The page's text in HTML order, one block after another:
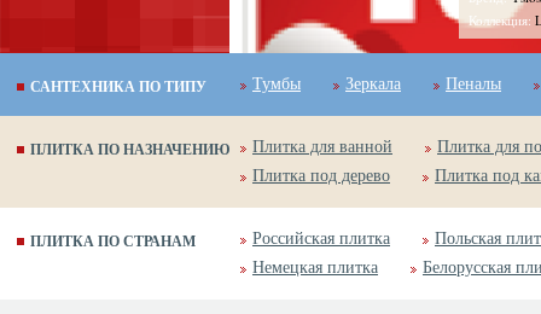
САНТЕХНИКА ПО ТИПУ Тумбы Зеркала Пеналы
ПЛИТКА ПО НАЗНАЧЕНИЮ Плитка для ванной
Плитка для
Плитка под дерево
Плитка под
ПЛИТКА ПО СТРАНАМ Российская плитка
Польская
Немецкая плитка
Белорусская